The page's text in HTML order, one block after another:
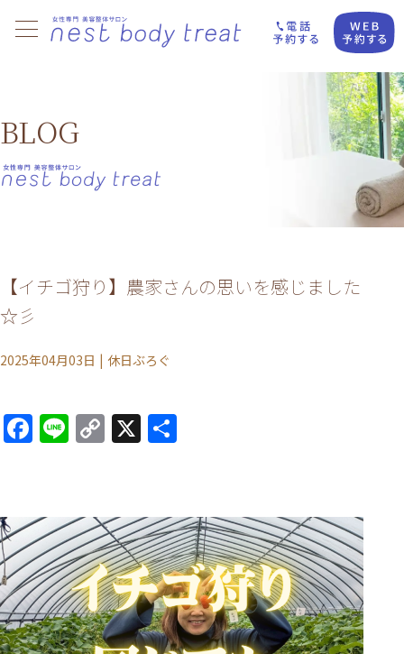
BLOG
【イチゴ狩り】農家さんの思いを感じました
☆彡
2025年04月03日 | 休日ぶろぐ
Facebook
LineCopy
Link
X